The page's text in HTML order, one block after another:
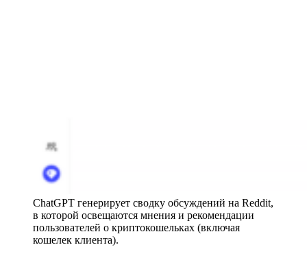
ChatGPT генерирует сводку обсуждений на Reddit,
в которой освещаются мнения и рекомендации
пользователей о криптокошельках (включая
кошелек клиента).